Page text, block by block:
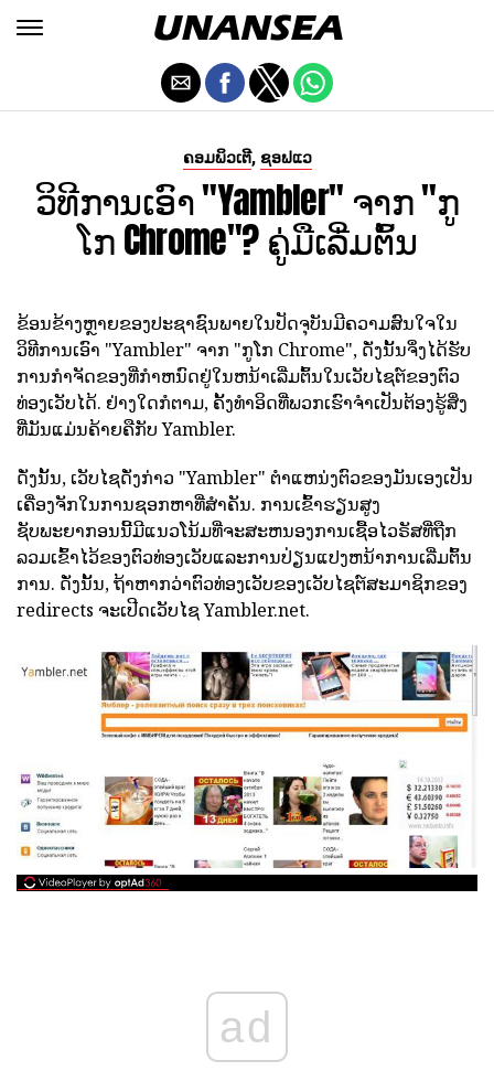
ຄອມພິວເຕີ, ຊອຟແວ
ວິທີການເອົາ "Yambler" ຈາກ "ກູ
ໂກ Chrome"? ຄູ່ມືເລີ່ມຕົ້ນ
ຂ້ອນຂ້າງຫຼາຍຂອງປະຊາຊົນພາຍໃນປັດຈຸບັນມີຄວາມສົນໃຈໃນ
ວິທີການເອົາ "Yambler" ຈາກ "ກູໂກ Chrome", ດັ່ງນັ້ນຈຶ່ງໄດ້ຮັບ
ການກໍາຈັດຂອງທີ່ກໍາຫນົດຢູ່ໃນຫນ້າເລີ່ມຕົ້ນໃນເວັບໄຊຕ໌ຂອງຕົວ
ທ່ອງເວັບໄດ້. ຢ່າງໃດກໍຕາມ, ຄັ້ງທໍາອິດທີ່ພວກເຮົາຈໍາເປັນຕ້ອງຮູ້ສິ່ງ
ທີ່ມັນແມ່ນຄ້າຍຄືກັບ Yambler.
ດັ່ງນັ້ນ, ເວັບໄຊດັ່ງກ່າວ "Yambler" ຕໍາແຫນ່ງຕົວຂອງມັນເອງເປັນ
ເຄື່ອງຈັກໃນການຊອກຫາທີ່ສໍາຄັນ. ການເຂົ້າຮຽນສູງ
ຊັບພະຍາກອນນີ້ມີແນວໂນ້ມທີ່ຈະສະຫນອງການເຊື້ອໄວຣັສທີ່ຖືກ
ລວມເຂົ້າໄວ້ຂອງຕົວທ່ອງເວັບແລະການປ່ຽນແປງຫນ້າການເລີ່ມຕົ້ນ
ການ. ດັ່ງນັ້ນ, ຖ້າຫາກວ່າຕົວທ່ອງເວັບຂອງເວັບໄຊຕ໌ສະມາຊິກຂອງ
redirects ຈະເປີດເວັບໄຊ Yambler.net.
ad